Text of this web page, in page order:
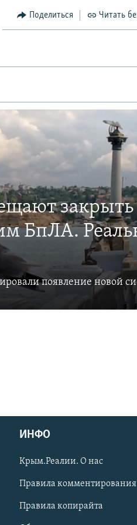
Поделиться Читать
закрыть
БпЛА.
появление новой
ИНФО
Крым.Реалии. О нас
Правила комментирования
Правила копирайта